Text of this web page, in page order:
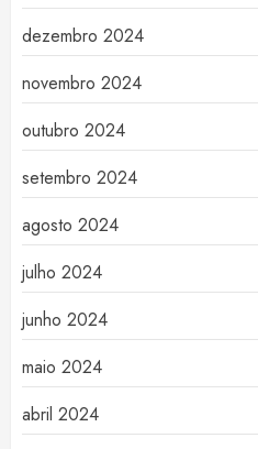
dezembro 2024
novembro 2024
outubro 2024
setembro 2024
agosto 2024
julho 2024
junho 2024
maio 2024
abril 2024